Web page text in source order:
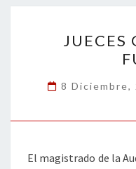
o
n
JUECES
8
El magistrado de la